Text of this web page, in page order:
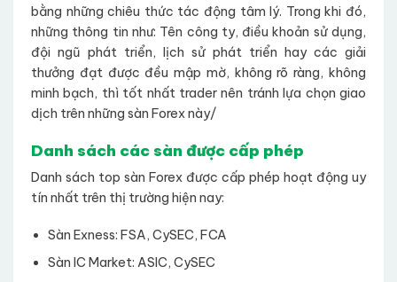
bằng những chiêu thức tác động tâm lý. Trong khi đó,
những thông tin như: Tên công ty, điều khoản sử dụng,
đội ngũ phát triển, lịch sử phát triển hay các giải
thưởng đạt được đều mập mờ, không rõ ràng, không
minh bạch, thì tốt nhất trader nên tránh lựa chọn giao
dịch trên những sàn Forex này/
Danh sách các sàn được cấp phép
Danh sách top sàn Forex được cấp phép hoạt động uy
tín nhất trên thị trường hiện nay:
Sàn Exness: FSA, CySEC, FCA
Sàn IC Market: ASIC, CySEC